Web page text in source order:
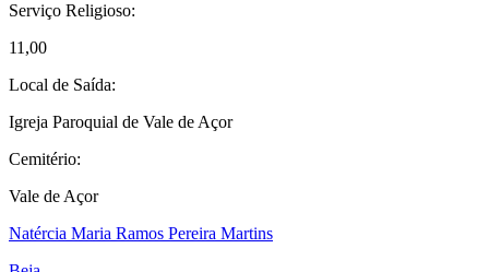
Serviço Religioso:
11,00
Local de Saída:
Igreja Paroquial de Vale de Açor
Cemitério:
Vale de Açor
Natércia Maria Ramos Pereira Martins